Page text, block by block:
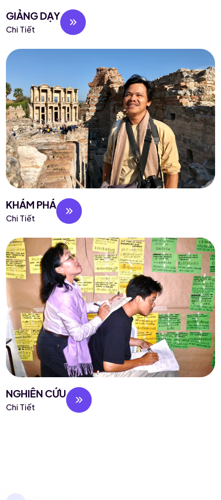
GIẢNG DẠY
Chi Tiết
KHÁM PHÁ
Chi Tiết
NGHIÊN CỨU
Chi Tiết